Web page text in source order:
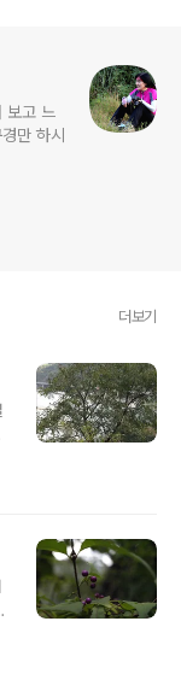
만 하시
더보기